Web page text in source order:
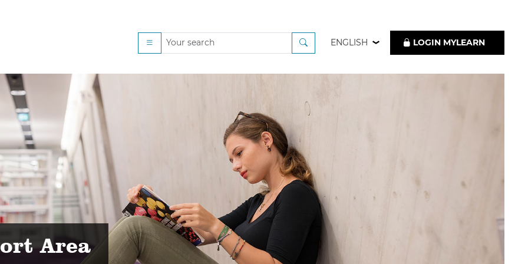
ENGLISH LOGIN MYLEARN
Area